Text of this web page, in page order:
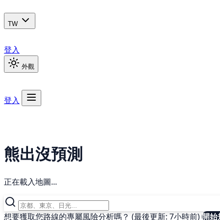
TW
登入
外觀
登入
熊出沒預測
正在載入地圖...
想要獲取您路線的專屬風險分析嗎？ (最後更新: 7小時前)開始